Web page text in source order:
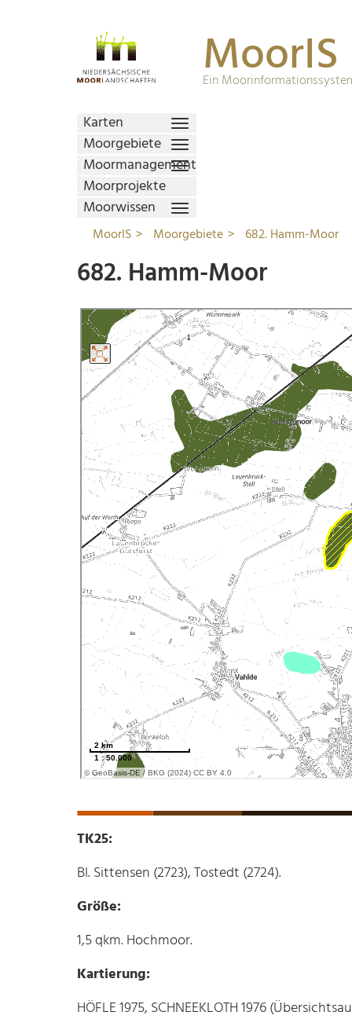
MoorIS
Ein
Karten
Moorgebiete
Moormanagement
Moorprojekte
Moorwissen
MoorIS Moorgebiete 682. Hamm-Moor
682. Hamm-Moor
TK25:
Bl. Sittensen (2723), Tostedt (2724).
Größe:
1,5 qkm. Hochmoor.
Kartierung:
HÖFLE 1975, SCHNEEKLOTH 1976